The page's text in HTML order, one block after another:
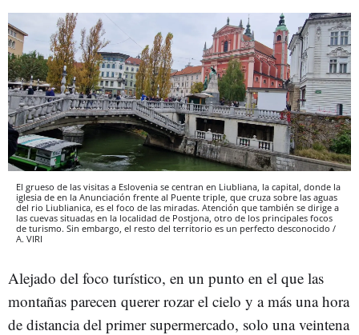
El grueso de las visitas a Eslovenia se centran en Liubliana, la capital, donde la
iglesia de en la Anunciación frente al Puente triple, que cruza sobre las aguas
del rio Liublianica, es el foco de las miradas. Atención que también se dirige a
las cuevas situadas en la localidad de Postjona, otro de los principales focos
de turismo. Sin embargo, el resto del territorio es un perfecto desconocido /
A. VIRI
Alejado del foco turístico, en un punto en el que las
montañas parecen querer rozar el cielo y a más una hora
de distancia del primer supermercado, solo una veintena